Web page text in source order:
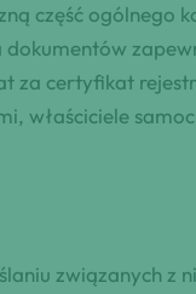
część ogólnego
za certyfikat
właściciele
związanych z